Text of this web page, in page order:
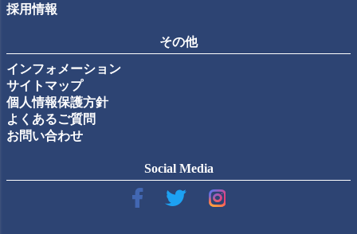
採用情報
その他
インフォメーション
サイトマップ
個人情報保護方針
よくあるご質問
お問い合わせ
Social Media